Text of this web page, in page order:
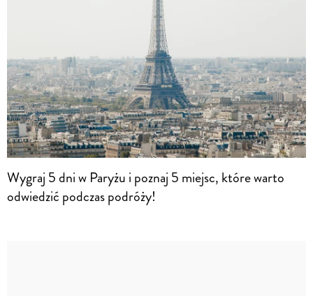
Wygraj 5 dni w Paryżu i poznaj 5 miejsc, które warto
odwiedzić podczas podróży!